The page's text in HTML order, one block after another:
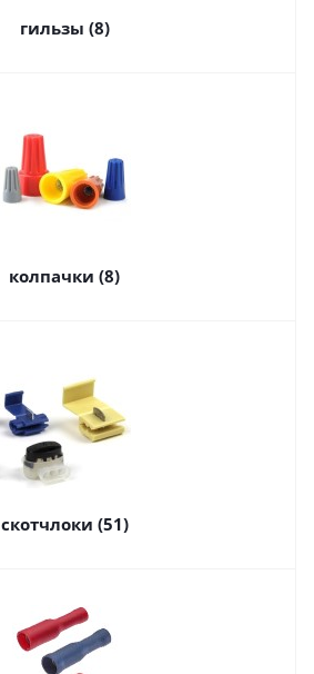
гильзы (8)
колпачки (8)
скотчлоки (51)